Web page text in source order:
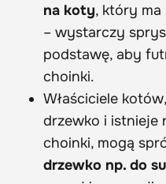
na koty, który ma
– wystarczy
podstawę, aby
choinki.
Właściciele
drzewko i istnieje
choinki, mogą
drzewko np. do